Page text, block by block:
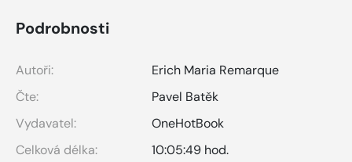
Podrobnosti
Autoři:
Erich Maria Remarque
Čte:
Pavel Batěk
Vydavatel:
OneHotBook
Celková délka:
10:05:49 hod.